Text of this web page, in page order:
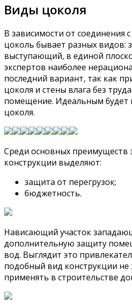
Виды цоколя
В зависимости от соединения
цоколь бывает разных видов:
выступающий, в единой
экспертов наиболее
последний вариант, так как
цоколя и стены влага без
помещение. Идеальным будет
цоколя.
Среди основных
конструкции выделяют:
защита от перегрузок;
бюджетность.
Нависающий участок
дополнительную защиту
вод. Выглядит это
подобный вид конструкции не
применять в строительстве